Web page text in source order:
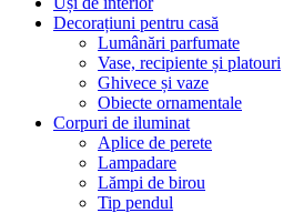
Decorațiuni pentru casă
Lumânări parfumate
Vase, recipiente și platouri
Ghivece și vaze
Obiecte ornamentale
Corpuri de iluminat
Aplice de perete
Lampadare
Lămpi de birou
Tip pendul